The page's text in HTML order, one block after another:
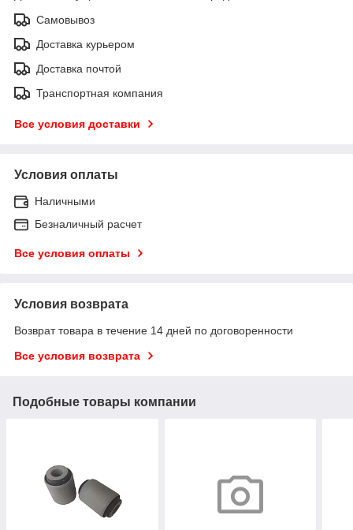
Самовывоз
Доставка курьером
Доставка почтой
Транспортная компания
Все условия доставки
Условия оплаты
Наличными
Безналичный расчет
Все условия оплаты
Условия возврата
Возврат товара в течение 14 дней по договоренности
Все условия возврата
Подобные товары компании